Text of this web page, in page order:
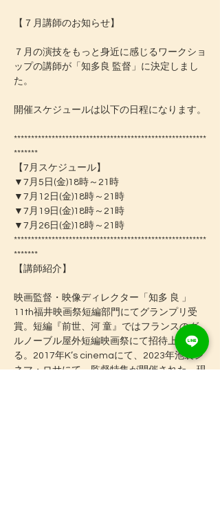
【７月講師のお知らせ】
７月の演技をもっと身近に感じるワークショ
ップの講師が「知多良 監督」に決定しまし
た。
開催スケジュールは以下の日程になります。
********************************************************
*******
【7月スケジュール】
▼7月5日(金)18時～21時
▼7月12日(金)18時～21時
▼7月19日(金)18時～21時
▼7月26日(金)18時～21時
********************************************************
*******
【講師紹介】
映画監督・映像ディレクター「 知多 良
」
11th福井映画祭短編部門にてグランプリ受
賞。短編『前世、河 童』ではフランスのグ
ルノーブル屋外短編映画祭にて招待上映され
る。2017年K’s cinemaにて、2023年池袋シ
ネマ・ロサにて、監督特集が開催された。現